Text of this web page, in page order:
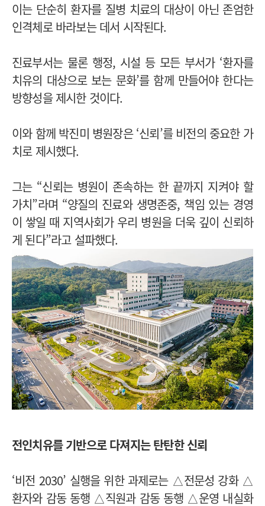
이는 단순히 환자를 질병 치료의 대상이 아닌 존엄한
인격체로 바라보는 데서 시작된다.
진료부서는 물론 행정, 시설 등 모든 부서가 ‘환자를
치유의 대상으로 보는 문화’를 함께 만들어야 한다는
방향성을 제시한 것이다.
이와 함께 박진미 병원장은 ‘신뢰’를 비전의 중요한 가
치로 제시했다.
그는 “신뢰는 병원이 존속하는 한 끝까지 지켜야 할
가치”라며 “양질의 진료와 생명존중, 책임 있는 경영
이 쌓일 때 지역사회가 우리 병원을 더욱 깊이 신뢰하
게 된다”라고 설파했다.
전인치유를 기반으로 다져지는 탄탄한 신뢰
‘비전 2030’ 실행을 위한 과제로는 △전문성 강화 △
환자와 감동 동행 △직원과 감동 동행 △운영 내실화